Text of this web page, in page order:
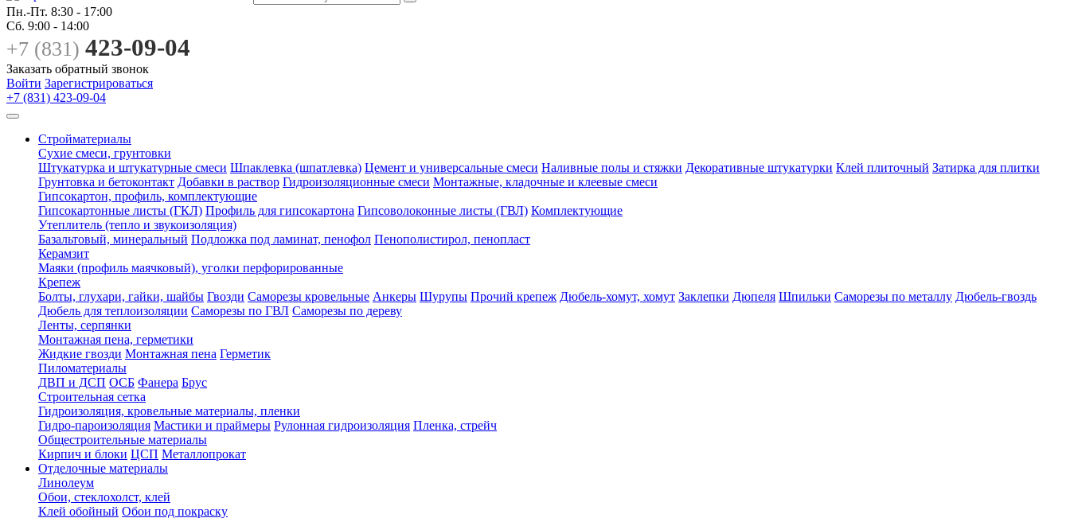
Пн.-Пт. 8:30 - 17:00
Сб. 9:00 - 14:00
+7 (831) 423-09-04
Заказать обратный звонок
Войти Зарегистрироваться
+7 (831) 423-09-04
Стройматериалы
Сухие смеси, грунтовки
Штукатурка и штукатурные смеси Шпаклевка (шпатлевка) Цемент и универсальные смеси Наливные полы и стяжки Декоративные штукатурки Клей плиточный Затирка для плитки
Грунтовка и бетоконтакт Добавки в раствор Гидроизоляционные смеси Монтажные, кладочные и клеевые смеси
Гипсокартон, профиль, комплектующие
Гипсокартонные листы (ГКЛ) Профиль для гипсокартона Гипсоволоконные листы (ГВЛ) Комплектующие
Утеплитель (тепло и звукоизоляция)
Базальтовый, минеральный Подложка под ламинат, пенофол Пенополистирол, пенопласт
Керамзит
Маяки (профиль маячковый), уголки перфорированные
Крепеж
Болты, глухари, гайки, шайбы Гвозди Саморезы кровельные Анкеры Шурупы Прочий крепеж Дюбель-хомут, хомут Заклепки Дюпеля Шпильки Саморезы по металлу Дюбель-гвоздь
Дюбель для теплоизоляции Саморезы по ГВЛ Саморезы по дереву
Ленты, серпянки
Монтажная пена, герметики
Жидкие гвозди Монтажная пена Герметик
Пиломатериалы
ДВП и ДСП ОСБ Фанера Брус
Строительная сетка
Гидроизоляция, кровельные материалы, пленки
Гидро-пароизоляция Мастики и праймеры Рулонная гидроизоляция Пленка, стрейч
Общестроительные материалы
Кирпич и блоки ЦСП Металлопрокат
Отделочные материалы
Линолеум
Обои, стеклохолст, клей
Клей обойный Обои под покраску